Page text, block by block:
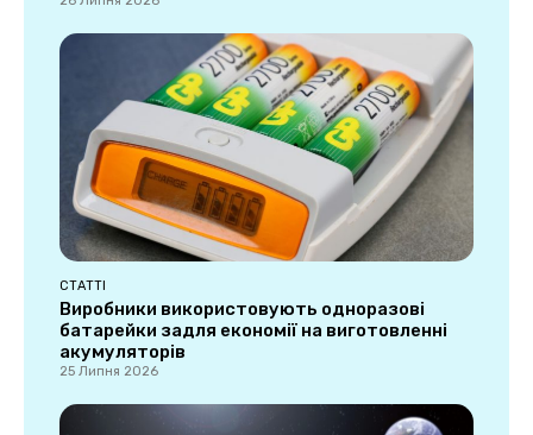
СТАТТІ
Виробники використовують одноразові
батарейки задля економії на виготовленні
акумуляторів
25 Липня 2026